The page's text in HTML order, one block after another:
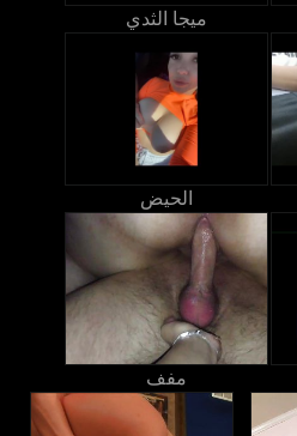
ميجا الثدي
الحيض
مفف